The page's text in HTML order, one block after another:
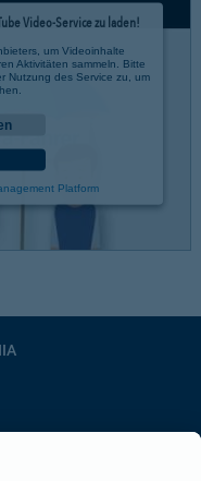
Video-Service zu laden!
um Videoinhalte
Aktivitäten sammeln. Bitte
Nutzung des Service zu, um
Platform